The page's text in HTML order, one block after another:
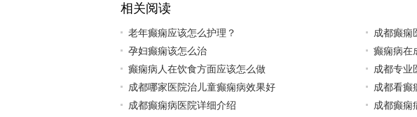
相关阅读
老年癫痫应该怎么护理？
成都癫痫
孕妇癫痫该怎么治
癫痫病在
癫痫病人在饮食方面应该怎么做
成都专业
成都哪家医院治儿童癫痫病效果好
成都看癫
成都癫痫病医院详细介绍
成都癫痫